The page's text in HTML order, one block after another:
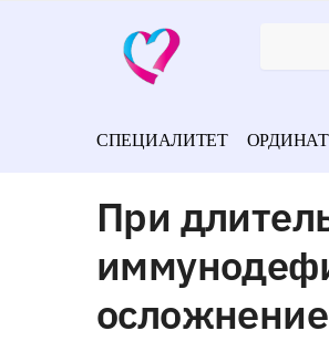
СПЕЦИАЛИТЕТ
При